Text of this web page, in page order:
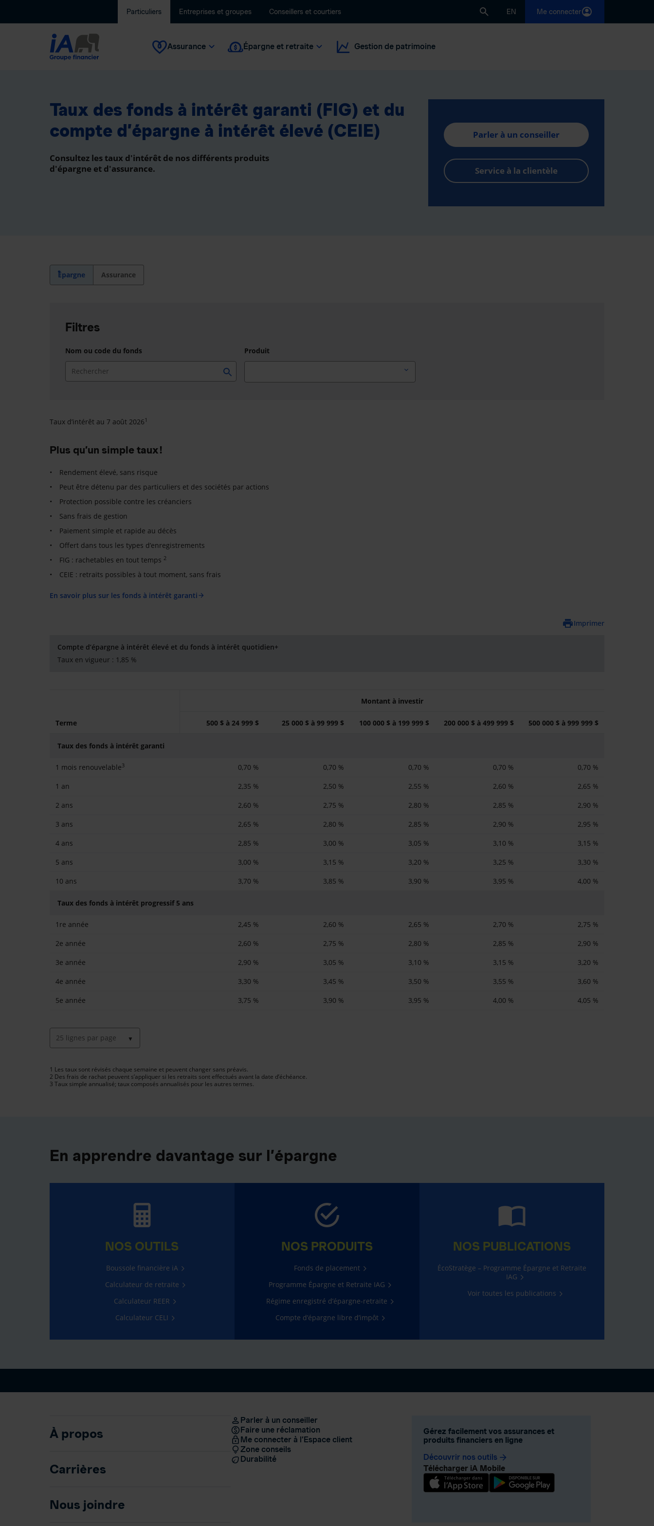
Particuliers Entreprises et groupes Conseillers et courtiers EN Me connecter
Assurance Épargne et retraite Gestion de patrimoine
Taux des fonds à intérêt garanti (FIG) et du
compte d’épargne à intérêt élevé (CEIE)
Consultez les taux d'intérêt de nos différents produits
d'épargne et d'assurance.
Parler à un conseiller
Service à la clientèle
Épargne Assurance
Filtres
Nom ou code du fonds Produit
Taux d’intérêt au 7 août 20261
Plus qu’un simple taux !
Rendement élevé, sans risque
Peut être détenu par des particuliers et des sociétés par actions
Protection possible contre les créanciers
Sans frais de gestion
Paiement simple et rapide au décès
Offert dans tous les types d’enregistrements
FIG : rachetables en tout temps 2
CEIE : retraits possibles à tout moment, sans frais
En savoir plus sur les fonds à intérêt garanti arrow_forward
Imprimer
Compte d’épargne à intérêt élevé et du fonds à intérêt quotidien+
Taux en vigueur : 1,85 %
Terme
Montant à investir
500 $ à 24 999 $ 25 000 $ à 99 999 $ 100 000 $ à 199 999 $ 200 000 $ à 499 999 $ 500 000 $ à 999 999 $
Taux des fonds à intérêt garanti
1 mois renouvelable3 0,70 % 0,70 % 0,70 % 0,70 % 0,70 %
1 an 2,35 % 2,50 % 2,55 % 2,60 % 2,65 %
2 ans 2,60 % 2,75 % 2,80 % 2,85 % 2,90 %
3 ans 2,65 % 2,80 % 2,85 % 2,90 % 2,95 %
4 ans 2,85 % 3,00 % 3,05 % 3,10 % 3,15 %
5 ans 3,00 % 3,15 % 3,20 % 3,25 % 3,30 %
10 ans 3,70 % 3,85 % 3,90 % 3,95 % 4,00 %
Taux des fonds à intérêt progressif 5 ans
1re année 2,45 % 2,60 % 2,65 % 2,70 % 2,75 %
2e année 2,60 % 2,75 % 2,80 % 2,85 % 2,90 %
3e année 2,90 % 3,05 % 3,10 % 3,15 % 3,20 %
4e année 3,30 % 3,45 % 3,50 % 3,55 % 3,60 %
5e année 3,75 % 3,90 % 3,95 % 4,00 % 4,05 %
1 Les taux sont révisés chaque semaine et peuvent changer sans préavis.
2 Des frais de rachat peuvent s’appliquer si les retraits sont effectués avant la date d’échéance.
3 Taux simple annualisé; taux composés annualisés pour les autres termes.
En apprendre davantage sur l’épargne
NOS OUTILS
Boussole financière iA
Calculateur de retraite
Calculateur REER
Calculateur CELI
NOS PRODUITS
Fonds de placement
Programme Épargne et Retraite IAG
Régime enregistré d’épargne-retraite
Compte d’épargne libre d’impôt
NOS PUBLICATIONS
ÉcoStratège – Programme Épargne et Retraite
IAG
Voir toutes les publications
À propos
Carrières
Nous joindre
Parler à un conseiller
Faire une réclamation
Me connecter à l’Espace client
Zone conseils
Durabilité
Gérez facilement vos assurances et
produits financiers en ligne
Découvrir nos outils arrow_forward
Télécharger iA Mobile